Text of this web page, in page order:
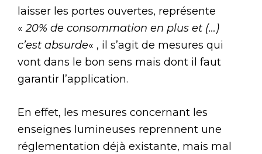
laisser les portes ouvertes, représente
«20% de consommation en plus et (…)
c’est absurde« , il s’agit de mesures qui
vont dans le bon sens mais dont il faut
garantir l’application.
En effet, les mesures concernant les
enseignes lumineuses reprennent une
réglementation déjà existante, mais mal